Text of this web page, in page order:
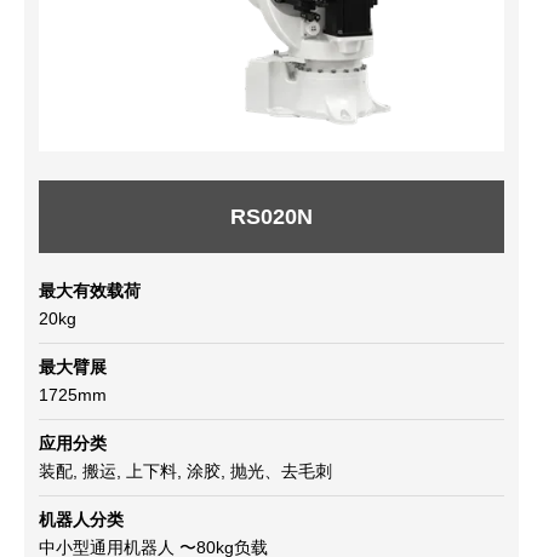
RS020N
最大有效载荷
20kg
最大臂展
1725mm
应用分类
装配, 搬运, 上下料, 涂胶, 抛光、去毛刺
机器人分类
中小型通用机器人 〜80kg负载